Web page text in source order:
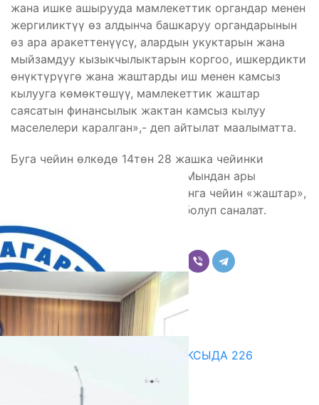
жана ишке ашырууда мамлекеттик органдар менен
жергиликтүү өз алдынча башкаруу органдарынын
өз ара аракеттенүүсү, алардын укуктарын жана
мыйзамдуу кызыкчылыктарын коргоо, ишкердикти
өнүктүрүүгө жана жаштарды иш менен камсыз
кылууга көмөктөшүү, мамлекеттик жаштар
саясатын финансылык жактан камсыз кылуу
маселелери каралган»,- деп айтылат маалыматта.
Буга чейин өлкөдө 14төн 28 жашка чейинки
жарандар жаш деп эсептелчү. Мындан ары
кыргызстандыктар 35ке чыкканга чейин «жаштар»,
«жаш үй-бүлө», «жаш ишкер» болуп саналат.
Комментарийлер
Акыркы жаңылыктар
ДООР ӨЗГӨРТКӨН БИЛИМ: АКСЫДА 226
МУГАЛИМ ОКУУДАН ӨТТҮ
07.08.2026